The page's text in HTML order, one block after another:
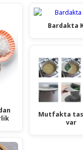
Bardakta
Mutfakta
var